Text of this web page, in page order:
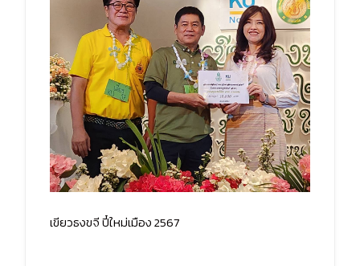
เขียวธงขจี ปี๋ใหม่เมือง 2567